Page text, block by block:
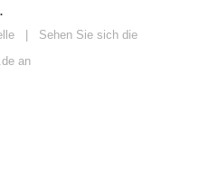
Sehen Sie sich die
an